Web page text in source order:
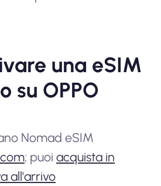
una eSIM
su OPPO
Nomad eSIM
; puoiacquista in
all'arrivo